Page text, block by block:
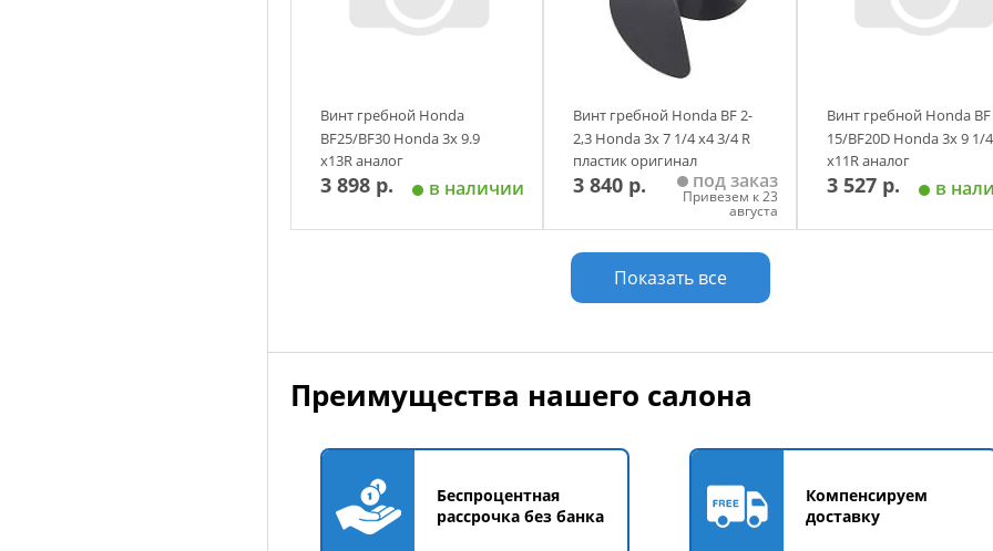
Винт гребной Honda
BF25/BF30 Honda 3х 9.9
х13R аналог
3 898 р. в наличии
Винт гребной Honda BF 2-
2,3 Honda 3х 7 1/4 х4 3/4 R
пластик оригинал
3 840 р. под заказ
Привезем к 23
августа
Добавить в корзину
Винт гребной Honda BF
15/BF20D Honda 3х 9 1/4
х11R аналог
3 527 р. в
Показать все
Преимущества нашего салона
Беспроцентная
рассрочка без банка
Компенсируем
доставку